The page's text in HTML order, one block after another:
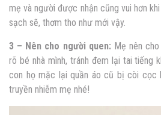
mẹ và người được nhận cũng vui hơn
sạch sẽ, thơm tho như mới vậy.
3 – Nên cho người quen: Mẹ nên
rõ bé nhà mình, tránh đem lại tai tiếng
con họ mặc lại quần áo cũ bị còi cọc
truyền nhiễm mẹ nhé!